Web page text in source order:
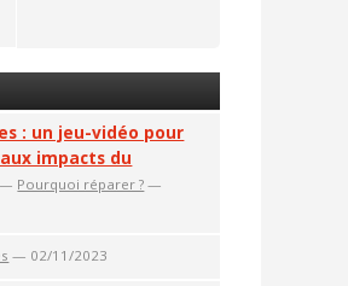
: un jeu-vidéo pour
impacts du
— Pourquoi réparer ? —
— 02/11/2023